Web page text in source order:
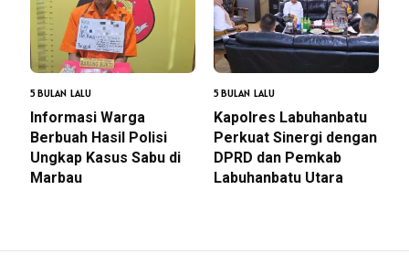
5 BULAN LALU
Informasi Warga
Berbuah Hasil Polisi
Ungkap Kasus Sabu di
Marbau
5 BULAN LALU
Kapolres Labuhanbatu
Perkuat Sinergi dengan
DPRD dan Pemkab
Labuhanbatu Utara